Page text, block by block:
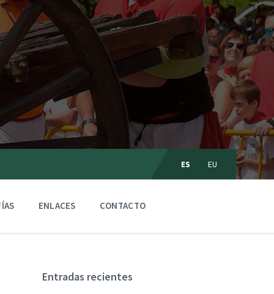
o
a
ES EU
ENLACES CONTACTO
Entradas recientes